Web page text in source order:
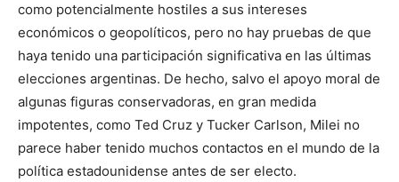
como potencialmente hostiles a sus intereses
económicos o geopolíticos, pero no hay pruebas de que
haya tenido una participación significativa en las últimas
elecciones argentinas. De hecho, salvo el apoyo moral de
algunas figuras conservadoras, en gran medida
impotentes, como Ted Cruz y Tucker Carlson, Milei no
parece haber tenido muchos contactos en el mundo de la
política estadounidense antes de ser electo.